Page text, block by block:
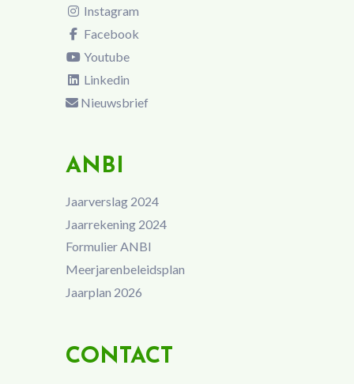
Instagram
Facebook
Youtube
Linkedin
Nieuwsbrief
ANBI
Jaarverslag 2024
Jaarrekening 2024
Formulier ANBI
Meerjarenbeleidsplan
Jaarplan 2026
CONTACT